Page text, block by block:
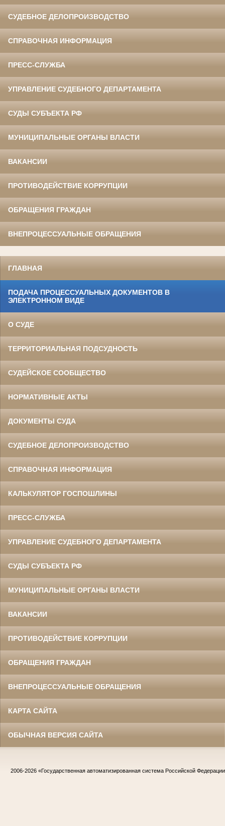
СУДЕБНОЕ ДЕЛОПРОИЗВОДСТВО
СПРАВОЧНАЯ ИНФОРМАЦИЯ
ПРЕСС-СЛУЖБА
УПРАВЛЕНИЕ СУДЕБНОГО ДЕПАРТАМЕНТА
СУДЫ СУБЪЕКТА РФ
МУНИЦИПАЛЬНЫЕ ОРГАНЫ ВЛАСТИ
ВАКАНСИИ
ПРОТИВОДЕЙСТВИЕ КОРРУПЦИИ
ОБРАЩЕНИЯ ГРАЖДАН
ВНЕПРОЦЕССУАЛЬНЫЕ ОБРАЩЕНИЯ
ГЛАВНАЯ
ПОДАЧА ПРОЦЕССУАЛЬНЫХ ДОКУМЕНТОВ В
ЭЛЕКТРОННОМ ВИДЕ
О СУДЕ
ТЕРРИТОРИАЛЬНАЯ ПОДСУДНОСТЬ
СУДЕЙСКОЕ СООБЩЕСТВО
НОРМАТИВНЫЕ АКТЫ
ДОКУМЕНТЫ СУДА
СУДЕБНОЕ ДЕЛОПРОИЗВОДСТВО
СПРАВОЧНАЯ ИНФОРМАЦИЯ
КАЛЬКУЛЯТОР ГОСПОШЛИНЫ
ПРЕСС-СЛУЖБА
УПРАВЛЕНИЕ СУДЕБНОГО ДЕПАРТАМЕНТА
СУДЫ СУБЪЕКТА РФ
МУНИЦИПАЛЬНЫЕ ОРГАНЫ ВЛАСТИ
ВАКАНСИИ
ПРОТИВОДЕЙСТВИЕ КОРРУПЦИИ
ОБРАЩЕНИЯ ГРАЖДАН
ВНЕПРОЦЕССУАЛЬНЫЕ ОБРАЩЕНИЯ
КАРТА САЙТА
ОБЫЧНАЯ ВЕРСИЯ САЙТА
2006-2026 «Государственная автоматизированная система Российской